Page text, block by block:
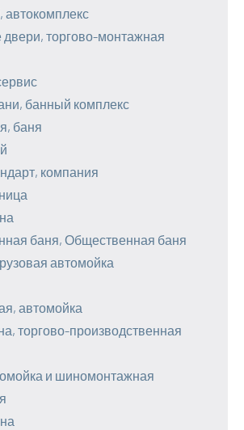
торгово-монтажная
банный комплекс
баня
компания
баня, Общественная баня
автомойка
автомойка
торгово-производственная
и шиномонтажная